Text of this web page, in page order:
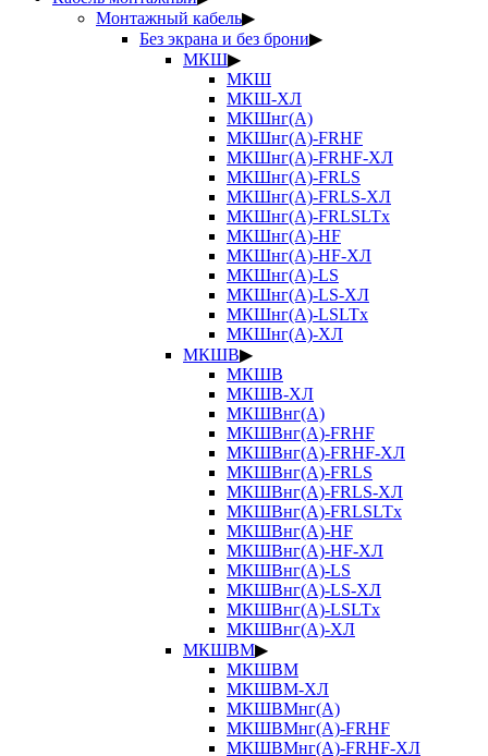
Монтажный кабель▶
Без экрана и без брони▶
МКШ▶
МКШ
МКШ-ХЛ
МКШнг(А)
МКШнг(А)-FRHF
МКШнг(А)-FRHF-ХЛ
МКШнг(А)-FRLS
МКШнг(А)-FRLS-ХЛ
МКШнг(А)-FRLSLTx
МКШнг(А)-HF
МКШнг(А)-HF-ХЛ
МКШнг(А)-LS
МКШнг(А)-LS-ХЛ
МКШнг(А)-LSLTx
МКШнг(А)-ХЛ
МКШВ▶
МКШВ
МКШВ-ХЛ
МКШВнг(А)
МКШВнг(А)-FRHF
МКШВнг(А)-FRHF-ХЛ
МКШВнг(А)-FRLS
МКШВнг(А)-FRLS-ХЛ
МКШВнг(А)-FRLSLTx
МКШВнг(А)-HF
МКШВнг(А)-HF-ХЛ
МКШВнг(А)-LS
МКШВнг(А)-LS-ХЛ
МКШВнг(А)-LSLTx
МКШВнг(А)-ХЛ
МКШВМ▶
МКШВМ
МКШВМ-ХЛ
МКШВМнг(А)
МКШВМнг(А)-FRHF
МКШВМнг(А)-FRHF-ХЛ